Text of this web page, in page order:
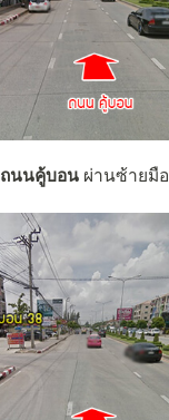
ถนนคู้บอน ผ่านซ้ายมือ